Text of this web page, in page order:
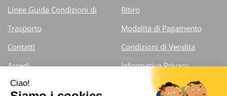
Linee Guida Condizioni di
Trasporto
Contatti
Accedi
Iscrizione alla Newsletter
Ritiro
Modalità di Pagamento
Condizioni di Vendita
Informativa Privacy
Cookie Policy